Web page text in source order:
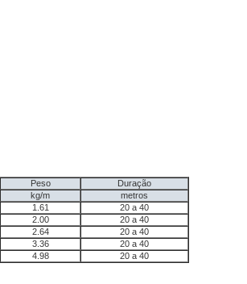
Peso
Duração
kg/m
metros
1.61
20 a 40
2.00
20 a 40
2.64
20 a 40
3.36
20 a 40
4.98 20 a 40